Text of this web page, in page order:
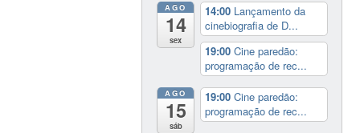
AGO
14
sex
14:00 Lançamento da
cinebiografia de D...
19:00Cine paredão:
programação de rec...
AGO
15
sáb
19:00Cine paredão:
programação de rec...